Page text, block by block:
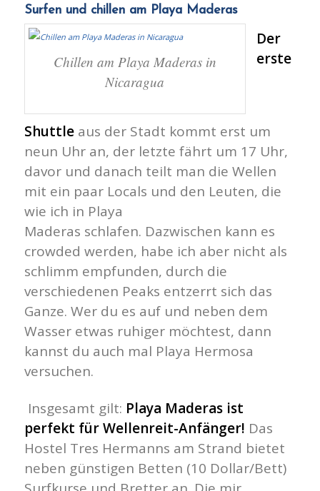
Surfen und chillen am Playa Maderas
Chillen am Playa Maderas in
Nicaragua
Der
erste
Shuttleaus der Stadt kommt erst um
neun Uhr an, der letzte fährt um 17 Uhr,
davor und danach teilt man die Wellen
mit ein paar Locals und den Leuten, die
wie ich in Playa
Maderas schlafen. Dazwischen kann es
crowded werden, habe ich aber nicht als
schlimm empfunden, durch die
verschiedenen Peaks entzerrt sich das
Ganze. Wer du es auf und neben dem
Wasser etwas ruhiger möchtest, dann
kannst du auch mal Playa Hermosa
versuchen.
Insgesamt gilt: Playa Maderas ist
perfekt für Wellenreit-Anfänger! Das
Hostel Tres Hermanns am Strand bietet
neben günstigen Betten (10 Dollar/Bett)